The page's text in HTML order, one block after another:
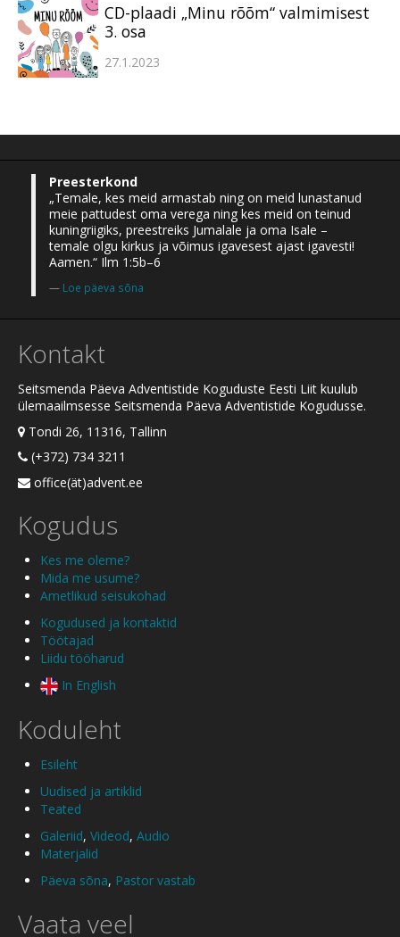
CD-plaadi „Minu rõõm“ valmimisest
3. osa
27.1.2023
Preesterkond
„Temale, kes meid armastab ning on meid lunastanud
meie pattudest oma verega ning kes meid on teinud
kuningriigiks, preestreiks Jumalale ja oma Isale –
temale olgu kirkus ja võimus igavesest ajast igavesti!
Aamen.“ Ilm 1:5b–6
Loe päeva sõna
Kontakt
Seitsmenda Päeva Adventistide Koguduste Eesti Liit kuulub
ülemaailmsesse Seitsmenda Päeva Adventistide Kogudusse.
Tondi 26, 11316, Tallinn
(+372) 734 3211
office(ät)advent.ee
Kogudus
Kes me oleme?
Mida me usume?
Ametlikud seisukohad
Kogudused ja kontaktid
Töötajad
Liidu tööharud
In English
Koduleht
Esileht
Uudised ja artiklid
Teated
Galeriid, Videod, Audio
Materjalid
Päeva sõna, Pastor vastab
Vaata veel